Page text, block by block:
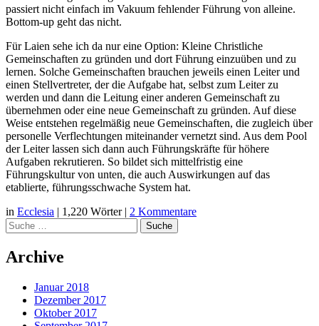
passiert nicht einfach im Vakuum fehlender Führung von alleine.
Bottom-up geht das nicht.
Für Laien sehe ich da nur eine Option: Kleine Christliche
Gemeinschaften zu gründen und dort Führung einzuüben und zu
lernen. Solche Gemeinschaften brauchen jeweils einen Leiter und
einen Stellvertreter, der die Aufgabe hat, selbst zum Leiter zu
werden und dann die Leitung einer anderen Gemeinschaft zu
übernehmen oder eine neue Gemeinschaft zu gründen. Auf diese
Weise entstehen regelmäßig neue Gemeinschaften, die zugleich über
personelle Verflechtungen miteinander vernetzt sind. Aus dem Pool
der Leiter lassen sich dann auch Führungskräfte für höhere
Aufgaben rekrutieren. So bildet sich mittelfristig eine
Führungskultur von unten, die auch Auswirkungen auf das
etablierte, führungsschwache System hat.
in Ecclesia | 1,220 Wörter | 2 Kommentare
Suche
Archive
Januar 2018
Dezember 2017
Oktober 2017